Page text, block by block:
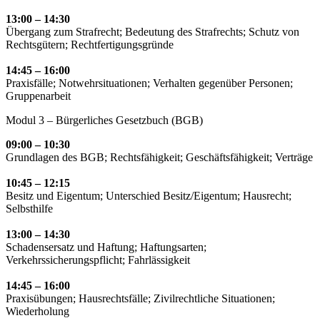
13:00 – 14:30
Übergang zum Strafrecht; Bedeutung des Strafrechts; Schutz von
Rechtsgütern; Rechtfertigungsgründe
14:45 – 16:00
Praxisfälle; Notwehrsituationen; Verhalten gegenüber Personen;
Gruppenarbeit
Modul 3 – Bürgerliches Gesetzbuch (BGB)
09:00 – 10:30
Grundlagen des BGB; Rechtsfähigkeit; Geschäftsfähigkeit; Verträge
10:45 – 12:15
Besitz und Eigentum; Unterschied Besitz/Eigentum; Hausrecht;
Selbsthilfe
13:00 – 14:30
Schadensersatz und Haftung; Haftungsarten;
Verkehrssicherungspflicht; Fahrlässigkeit
14:45 – 16:00
Praxisübungen; Hausrechtsfälle; Zivilrechtliche Situationen;
Wiederholung